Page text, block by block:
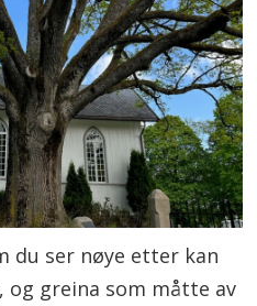
du ser nøye etter kan
og greina som måtte av